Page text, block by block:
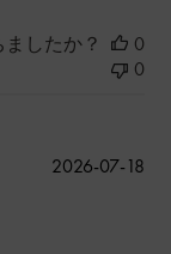
したか？
0
0
公
2026-07-18